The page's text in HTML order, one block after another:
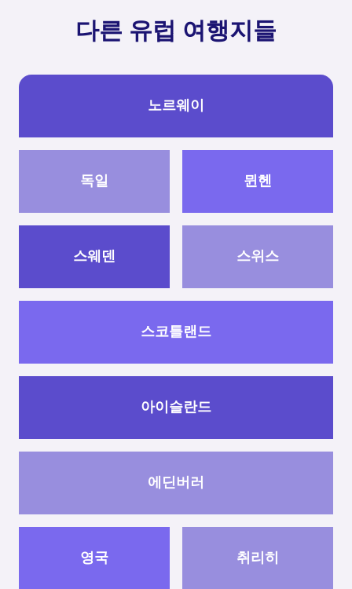
다른 유럽 여행지들
노르웨이
독일 뮌헨
스웨덴 스위스
스코틀랜드
아이슬란드
에딘버러
영국 취리히